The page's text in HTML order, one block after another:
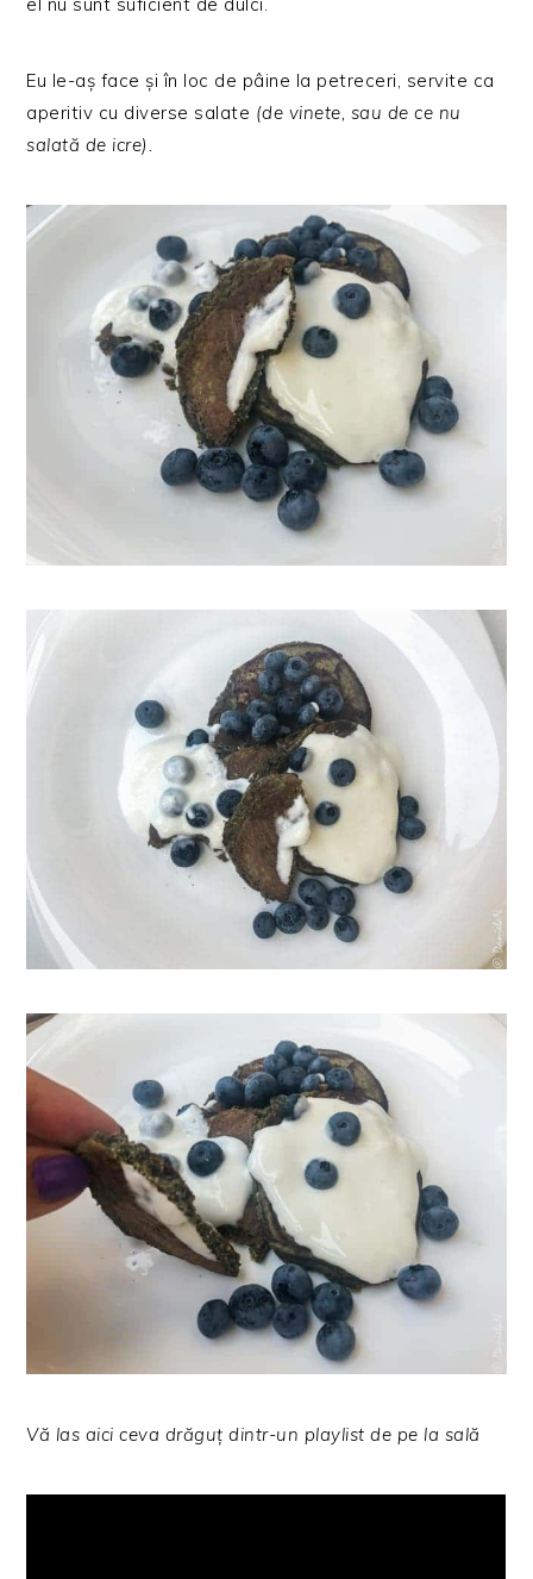
el nu sunt suficient de dulci.
Eu le-aș face și în loc de pâine la petreceri, servite ca
aperitiv cu diverse salate (de vinete, sau de ce nu
salată de icre).
Vă las aici ceva drăguț dintr-un playlist de pe la sală